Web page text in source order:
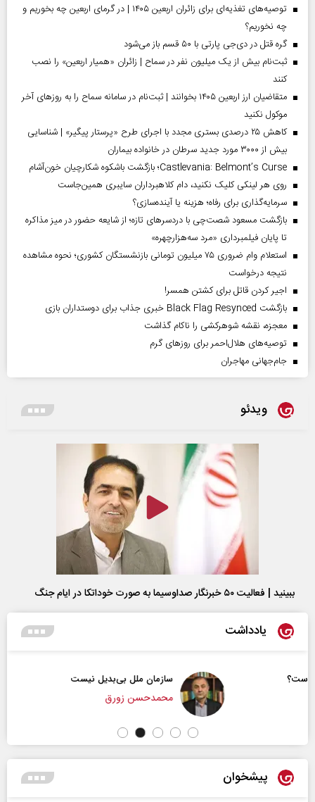
توصیه‌های تغذیه‌ای برای زائران اربعین ۱۴۰۵ | در گرمای اربعین چه بخوریم و
چه نخوریم؟
گره قتل در دی‌جی پارتی با ۵۰ قسم باز می‌شود
ثبت‌نام بیش از یک میلیون نفر در سماح | زائران «همیار اربعین» را نصب
کنند
متقاضیان ارز اربعین ۱۴۰۵ بخوانند | ثبت‌نام در سامانه سماح را به روز‌های آخر
موکول نکنید
کاهش ۲۵ درصدی بستری مجدد با اجرای طرح «پرستار پیگیر» | شناسایی
بیش از ۳۰۰۰ مورد جدید سرطان در خانواده بیماران
Castlevania: Belmont’s Curse؛ بازگشت باشکوه شکارچیان خون‌آشام
روی هر لینکی کلیک نکنید، دام کلاهبرداران سایبری همین‌جاست
سرمایه‌گذاری برای رفاه؛ هزینه یا آینده‌سازی؟
بازگشت مسعود شصت‌چی با دردسر‌های تازه؛ از شایعه حضور در میز مذاکره
تا پایان فیلمبرداری «مرد سه‌هزارچهره»
استعلام وام ضروری ۷۵ میلیون تومانی بازنشستگان کشوری؛ نحوه مشاهده
نتیجه درخواست
اجیر کردن قاتل برای کشتن همسر!
بازگشت Black Flag Resynced خبری جذاب برای دوستداران بازی
معجزه، نقشه شوهرکشی را ناکام گذاشت
توصیه‌های هلال‌احمر برای روز‌های گرم
جام‌جهانی مهاجران
ویدئو
ببینید | فعالیت ۵۰ خبرنگار صداوسیما به صورت خوداتکا در ایام جنگ
یادداشت
سازمان ملل بی‌بدیل نیست
محمدحسن زورق
پیشخوان